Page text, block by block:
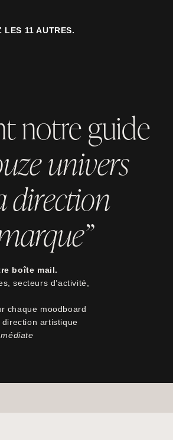
LES 11 AUTRES.
notre guide
univers
direction
boîte mail.
secteurs d’activité,
chaque moodboard
artistique